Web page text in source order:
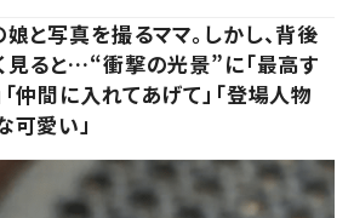
と写真を撮るママ。しかし、背後
見ると…“衝撃の光景”に「最高す
「仲間に入れてあげて」「登場人物
可愛い」